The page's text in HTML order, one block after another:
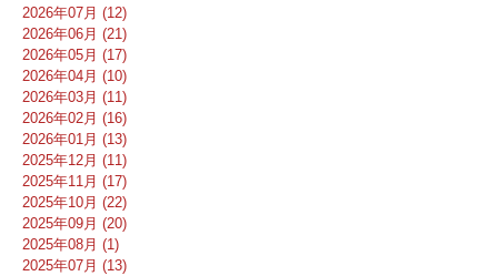
2026年07月 (12)
2026年06月 (21)
2026年05月 (17)
2026年04月 (10)
2026年03月 (11)
2026年02月 (16)
2026年01月 (13)
2025年12月 (11)
2025年11月 (17)
2025年10月 (22)
2025年09月 (20)
2025年08月 (1)
2025年07月 (13)